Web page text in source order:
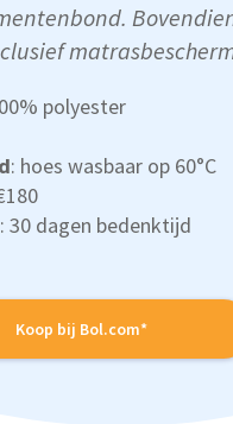
polyester
: hoes wasbaar op 60°C
: 30 dagen bedenktijd
Koop bij Bol.com*